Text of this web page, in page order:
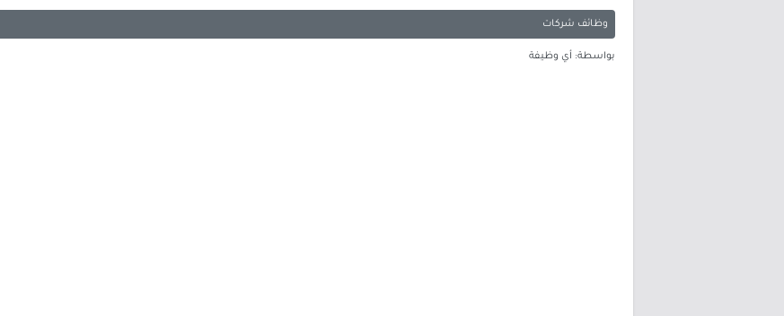
وظائف شركات
بواسطة: أي وظيفة